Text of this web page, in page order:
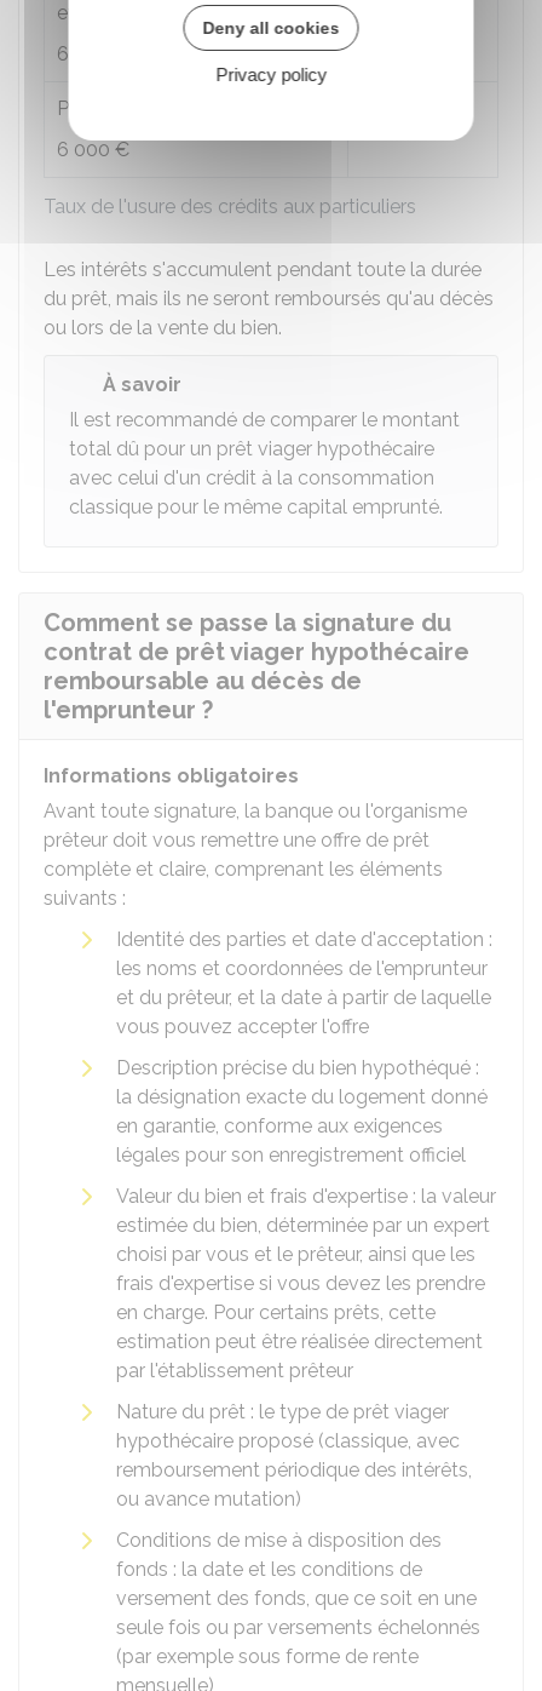
Taux de l'usure des crédits aux particuliers
et inférieur ou égal à
6 000 €
Prêts d'un montant supérieur à
6 000 €
Les intérêts s'accumulent pendant toute la durée
du prêt, mais ils ne seront remboursés qu'au décès
ou lors de la vente du bien.
À savoir
Il est recommandé de comparer le montant
total dû pour un prêt viager hypothécaire
avec celui d'un crédit à la consommation
classique pour le même capital emprunté.
Comment se passe la signature du
contrat de prêt viager hypothécaire
remboursable au décès de
l'emprunteur ?
Informations obligatoires
Avant toute signature, la banque ou l'organisme
prêteur doit vous remettre une offre de prêt
complète et claire, comprenant les éléments
suivants :
Identité des parties et date d'acceptation :
les noms et coordonnées de l'emprunteur
et du prêteur, et la date à partir de laquelle
vous pouvez accepter l'offre
Description précise du bien hypothéqué :
la désignation exacte du logement donné
en garantie, conforme aux exigences
légales pour son enregistrement officiel
Valeur du bien et frais d'expertise : la valeur
estimée du bien, déterminée par un expert
choisi par vous et le prêteur, ainsi que les
frais d'expertise si vous devez les prendre
en charge. Pour certains prêts, cette
estimation peut être réalisée directement
par l'établissement prêteur
Nature du prêt : le type de prêt viager
hypothécaire proposé (classique, avec
remboursement périodique des intérêts,
ou avance mutation)
Conditions de mise à disposition des
fonds : la date et les conditions de
versement des fonds, que ce soit en une
seule fois ou par versements échelonnés
(par exemple sous forme de rente
mensuelle)
Deny all cookies
Privacy policy